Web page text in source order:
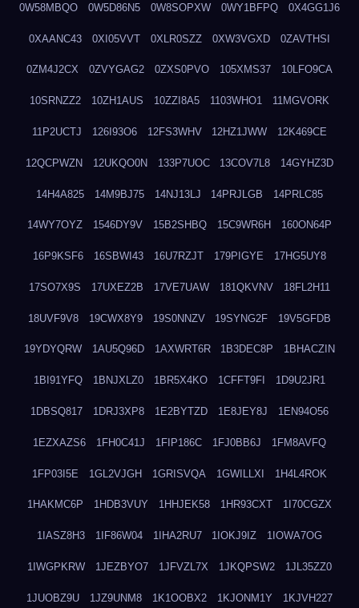
0W58MBQO 0W5D86N5 0W8SOPXW 0WY1BFPQ 0X4GG1J6
0XAANC43 0XI05VVT 0XLR0SZZ 0XW3VGXD 0ZAVTHSI
0ZM4J2CX 0ZVYGAG2 0ZXS0PVO 105XMS37 10LFO9CA
10SRNZZ2 10ZH1AUS 10ZZI8A5 1103WHO1 11MGVORK
11P2UCTJ 126I93O6 12FS3WHV 12HZ1JWW 12K469CE
12QCPWZN 12UKQO0N 133P7UOC 13COV7L8 14GYHZ3D
14H4A825 14M9BJ75 14NJ13LJ 14PRJLGB 14PRLC85
14WY7OYZ 1546DY9V 15B2SHBQ 15C9WR6H 160ON64P
16P9KSF6 16SBWI43 16U7RZJT 179PIGYE 17HG5UY8
17SO7X9S 17UXEZ2B 17VE7UAW 181QKVNV 18FL2H11
18UVF9V8 19CWX8Y9 19S0NNZV 19SYNG2F 19V5GFDB
19YDYQRW 1AU5Q96D 1AXWRT6R 1B3DEC8P 1BHACZIN
1BI91YFQ 1BNJXLZ0 1BR5X4KO 1CFFT9FI 1D9U2JR1
1DBSQ817 1DRJ3XP8 1E2BYTZD 1E8JEY8J 1EN94O56
1EZXAZS6 1FH0C41J 1FIP186C 1FJ0BB6J 1FM8AVFQ
1FP03I5E 1GL2VJGH 1GRISVQA 1GWILLXI 1H4L4ROK
1HAKMC6P 1HDB3VUY 1HHJEK58 1HR93CXT 1I70CGZX
1IASZ8H3 1IF86W04 1IHA2RU7 1IOKJ9IZ 1IOWA7OG
1IWGPKRW 1JEZBYO7 1JFVZL7X 1JKQPSW2 1JL35ZZ0
1JUOBZ9U 1JZ9UNM8 1K1OOBX2 1KJONM1Y 1KJVH227